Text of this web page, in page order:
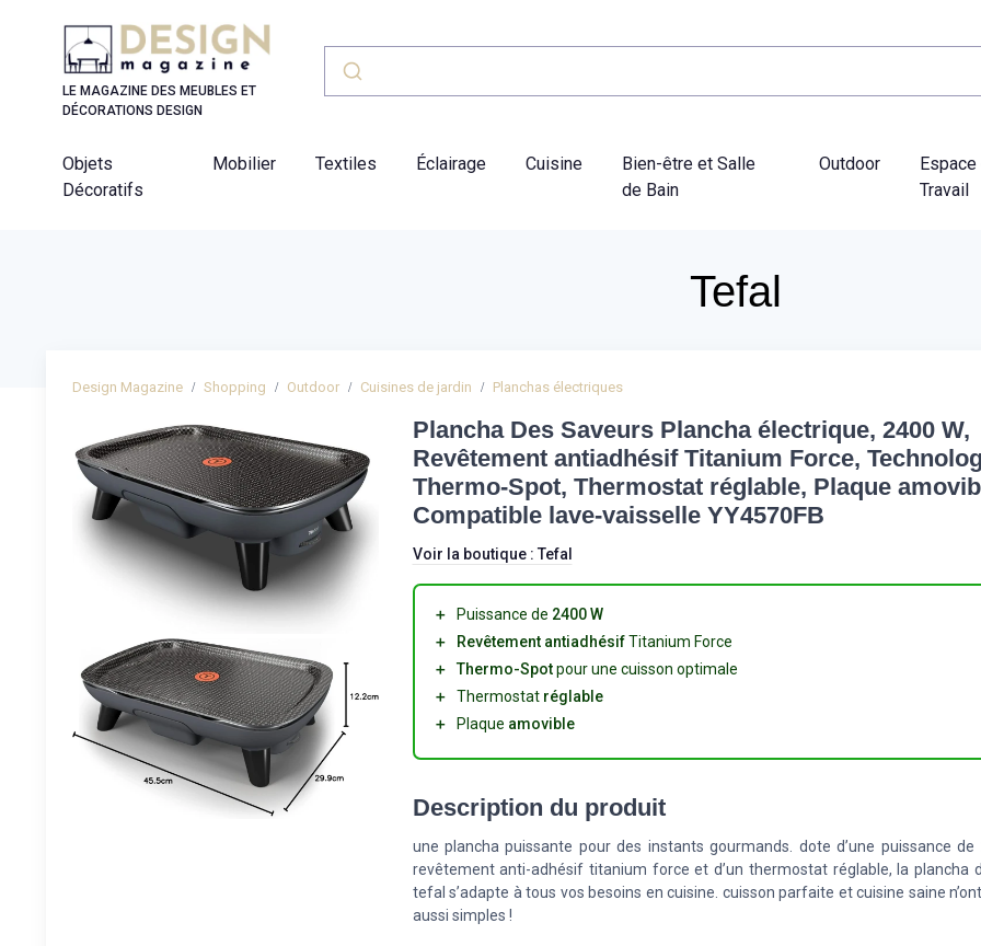
LE MAGAZINE DES MEUBLES ET
DÉCORATIONS DESIGN
Objets
Décoratifs
Mobilier Textiles Éclairage Cuisine
Bien-être et Salle
de Bain
Outdoor
Espace
Travail
Tefal
Design Magazine Shopping Outdoor Cuisines de jardin Planchas électriques
Plancha Des Saveurs Plancha électrique, 2400 W,
Revêtement antiadhésif Titanium Force,
Thermo-Spot, Thermostat réglable, Plaque
Compatible lave-vaisselle YY4570FB
Voir la boutique : Tefal
＋ Puissance de 2400 W
＋
Revêtement antiadhésifTitanium Force
＋ Thermo-Spotpour une cuisson optimale
＋
Thermostat réglable
＋
Plaque amovible
Description du produit
une plancha puissante pour des instants gourmands. dote d’une puissance de
revêtement anti-adhésif titanium force et d’un thermostat réglable, la plancha
tefal s’adapte à tous vos besoins en cuisine. cuisson parfaite et cuisine saine
aussi simples !